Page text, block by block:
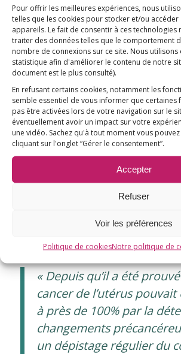
Pour offrir les meilleures expériences, nous
telles que les cookies pour stocker et/ou
appareils. Le fait de consentir à ces technologies
traiter des données telles que le comportement
nombre de connexions sur ce site. Nous utilisons
statistique afin d'améliorer le contenu de notre
document est le plus consulté).
En refusant certains cookies, notamment les
semble essentiel de vous informer que
pas être activées lors de votre navigation sur le
éventuellement avoir un impact sur votre
une vidéo. Sachez qu'à tout moment vous
cliquant sur l'onglet “Gérer le consentement”.
Accepter
Refuser
Voir les préférences
Politique de cookiesNotre politique de
de dollars) pour éviter un
cancer de l’utérus après
qu’il peut être empêché en
améliorant la couverture
des femmes pour un coût
»
Cette très forte démonstration du
faire réfléchir tout les dirigeants de
n’oublions pas cet argument
combien coûtera l’indemnisation
Avec le Dr Lee, nous rappelons que
le frottis :
« Depuis qu’il a été
cancer de l’utérus
à près de 100% par la
changements
un dépistage régulier du